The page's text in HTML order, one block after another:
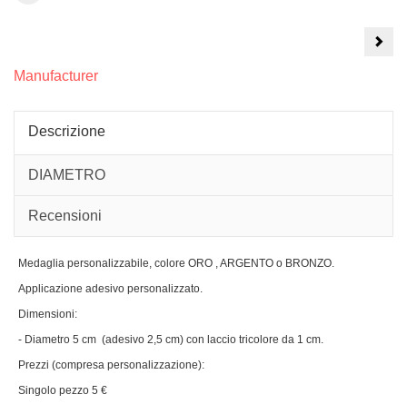
Manufacturer
Descrizione
DIAMETRO
Recensioni
Medaglia personalizzabile, colore ORO , ARGENTO o BRONZO.
Applicazione adesivo personalizzato.
Dimensioni:
- Diametro 5 cm (adesivo 2,5 cm) con laccio tricolore da 1 cm.
Prezzi (compresa personalizzazione):
Singolo pezzo 5 €